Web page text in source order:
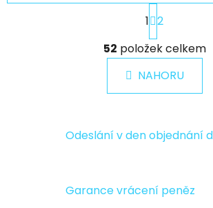
O
v
l
á
d
c
í
v
S
t
r
á
n
k
n
í
1 2
52 položek celkem
NAHORU
Odeslání v den objednání
Garance vrácení peněz